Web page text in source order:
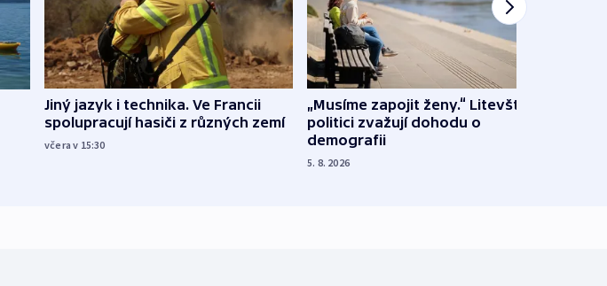
Jiný jazyk i technika. Ve Francii
spolupracují hasiči z různých zemí
včera v 15:30
„Musíme zapojit ženy.“ Litevští
politici zvažují dohodu o
demografii
5. 8. 2026